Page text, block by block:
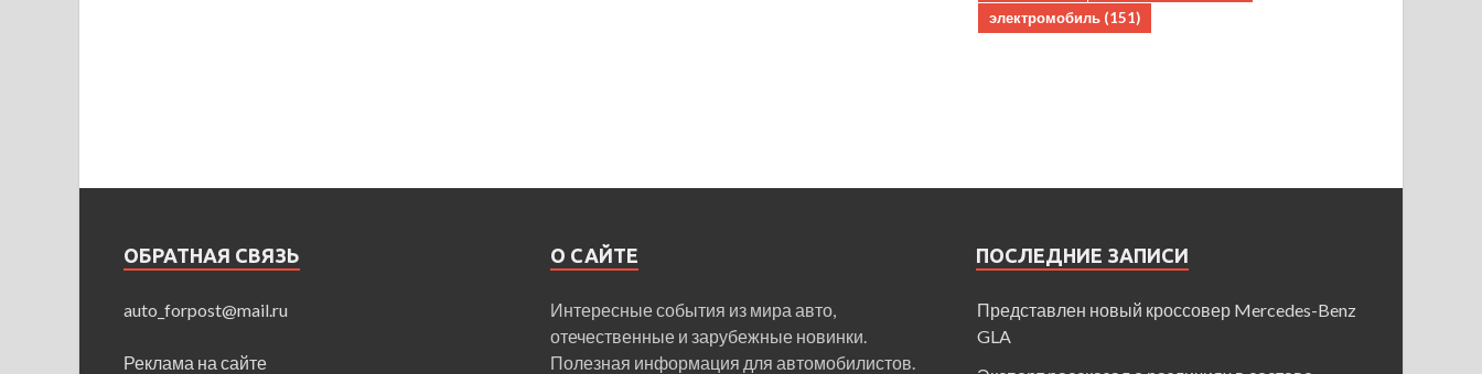
электромобиль (151)
ОБРАТНАЯ СВЯЗЬ
auto_forpost@mail.ru
Реклама на сайте
О САЙТЕ
Интересные события из мира авто,
отечественные и зарубежные новинки.
Полезная информация для автомобилистов.
ПОСЛЕДНИЕ ЗАПИСИ
Представлен новый кроссовер Mercedes-Benz
GLA